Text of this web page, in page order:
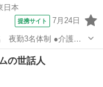
日本
提携サイト 7月24日
夜勤3名体制 ●介護記
の世話人